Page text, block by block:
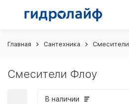
Главная Сантехника Смесители
Смесители Флоу
В наличии